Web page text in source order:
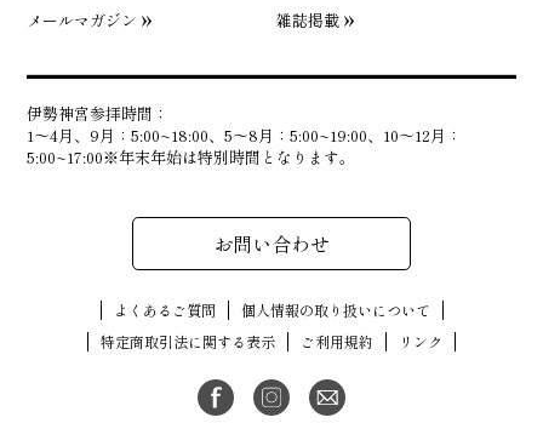
メールマガジン
雑誌掲載
伊勢神宮参拝時間：
1〜4月、9月：5:00~18:00、5〜8月：5:00~19:00、10〜12月：
5:00~17:00※年末年始は特別時間となります。
お問い合わせ
よくあるご質問
個人情報の取り扱いについて
特定商取引法に関する表示
ご利用規約 リンク